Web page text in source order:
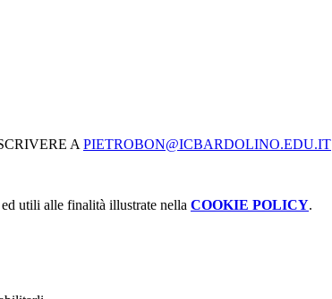
A PIETROBON@ICBARDOLINO.EDU.IT
utili alle finalità illustrate nella COOKIE POLICY.